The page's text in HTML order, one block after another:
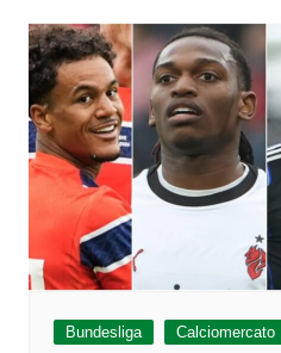
Bundesliga Calciomercato